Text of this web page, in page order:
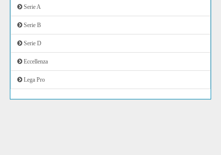
Serie A
Serie B
Serie D
Eccellenza
Lega Pro